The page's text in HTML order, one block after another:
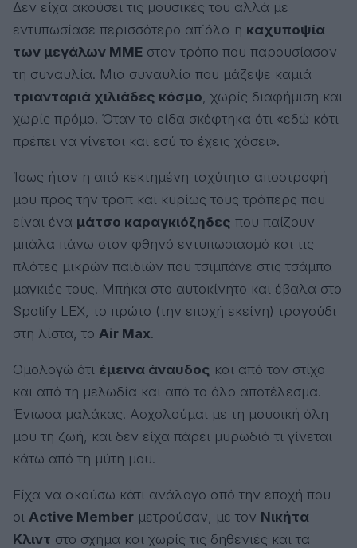
Δεν είχα ακούσει τις μουσικές του αλλά με
εντυπωσίασε περισσότερο απ΄όλα η καχυποψία
των μεγάλων ΜΜΕ στον τρόπο που παρουσίασαν
τη συναυλία. Μια συναυλία που μάζεψε καμιά
τριανταριά χιλιάδες κόσμο, χωρίς διαφήμιση και
χωρίς πρόμο. Όταν το είδα σκέφτηκα ότι «εδώ κάτι
πρέπει να γίνεται και εσύ το έχεις χάσει».
Ίσως ήταν η από κεκτημένη ταχύτητα αποστροφή
μου προς την τραπ και κυρίως τους τράπερς που
είναι ένα μάτσο καραγκιόζηδες που παίζουν
μπάλα πάνω στον φθηνό εντυπωσιασμό και τις
πλάτες μικρών παιδιών που τσιμπάνε στις τσάμπα
μαγκιές τους. Μπήκα στο αυτοκίνητο και έβαλα στο
Spotify LEX, το πρώτο (την εποχή εκείνη) τραγούδι
στη λίστα, το Air Max.
Ομολογώ ότι έμεινα άναυδος και από τον στίχο
και από τη μελωδία και από το όλο αποτέλεσμα.
Ένιωσα μαλάκας. Ασχολούμαι με τη μουσική όλη
μου τη ζωή, και δεν είχα πάρει μυρωδιά τι γίνεται
κάτω από τη μύτη μου.
Είχα να ακούσω κάτι ανάλογο από την εποχή που
οι Active Member μετρούσαν, με τον Νικήτα
Κλιντ στο σχήμα και χωρίς τις δηθενιές και τα